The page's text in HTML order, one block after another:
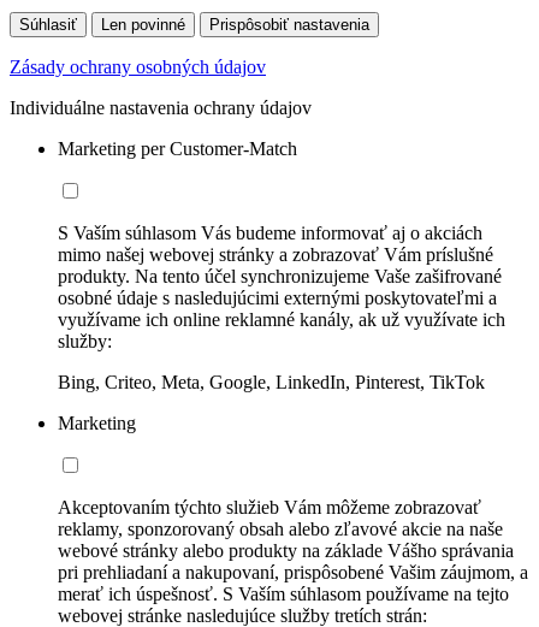
Súhlasiť Len povinné Prispôsobiť nastavenia
Zásady ochrany osobných údajov
Individuálne nastavenia ochrany údajov
Marketing per Customer-Match
S Vaším súhlasom Vás budeme informovať aj o akciách
mimo našej webovej stránky a zobrazovať Vám príslušné
produkty. Na tento účel synchronizujeme Vaše zašifrované
osobné údaje s nasledujúcimi externými poskytovateľmi a
využívame ich online reklamné kanály, ak už využívate ich
služby:
Bing, Criteo, Meta, Google, LinkedIn, Pinterest, TikTok
Marketing
Akceptovaním týchto služieb Vám môžeme zobrazovať
reklamy, sponzorovaný obsah alebo zľavové akcie na naše
webové stránky alebo produkty na základe Vášho správania
pri prehliadaní a nakupovaní, prispôsobené Vašim záujmom, a
merať ich úspešnosť. S Vaším súhlasom používame na tejto
webovej stránke nasledujúce služby tretích strán: